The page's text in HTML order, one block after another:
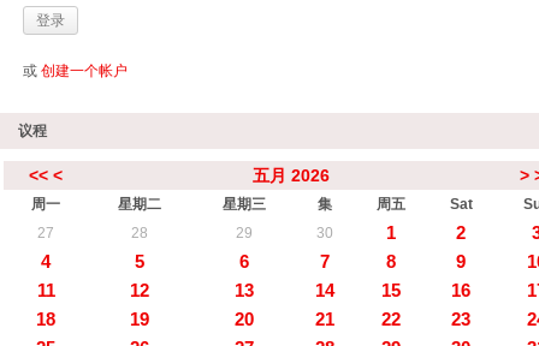
或 创建一个帐户
议程
<< < 五月 2026 >
周一 星期二 星期三 集 周五 Sat
27
28 29 30 1 2
4
5 6 7 8 9
11
12 13 14 15 16
18
19 20 21 22 23